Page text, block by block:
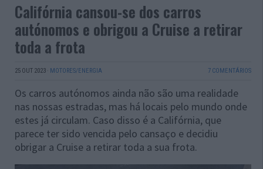
Califórnia cansou-se dos carros
autónomos e obrigou a Cruise a retirar
toda a frota
25 OUT 2023 · MOTORES/ENERGIA 7 COMENTÁRIOS
Os carros autónomos ainda não são uma realidade
nas nossas estradas, mas há locais pelo mundo onde
estes já circulam. Caso disso é a Califórnia, que
parece ter sido vencida pelo cansaço e decidiu
obrigar a Cruise a retirar toda a sua frota.